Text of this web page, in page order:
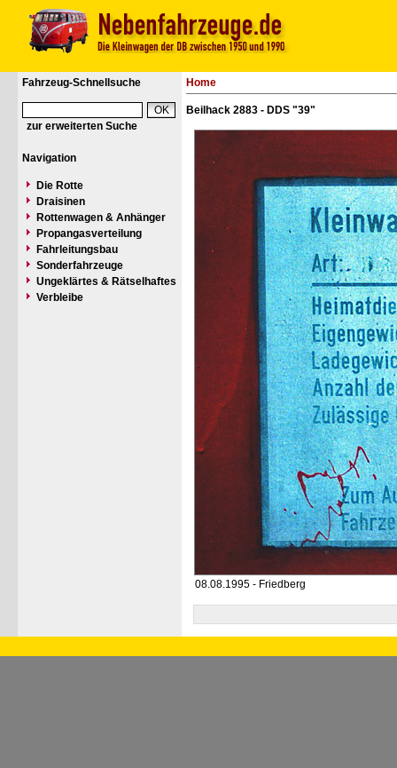
Fahrzeug-Schnellsuche
zur erweiterten Suche
Navigation
Die Rotte
Draisinen
Rottenwagen & Anhänger
Propangasverteilung
Fahrleitungsbau
Sonderfahrzeuge
Ungeklärtes & Rätselhaftes
Verbleibe
Home
Beilhack 2883 - DDS "39"
08.08.1995 - Friedberg